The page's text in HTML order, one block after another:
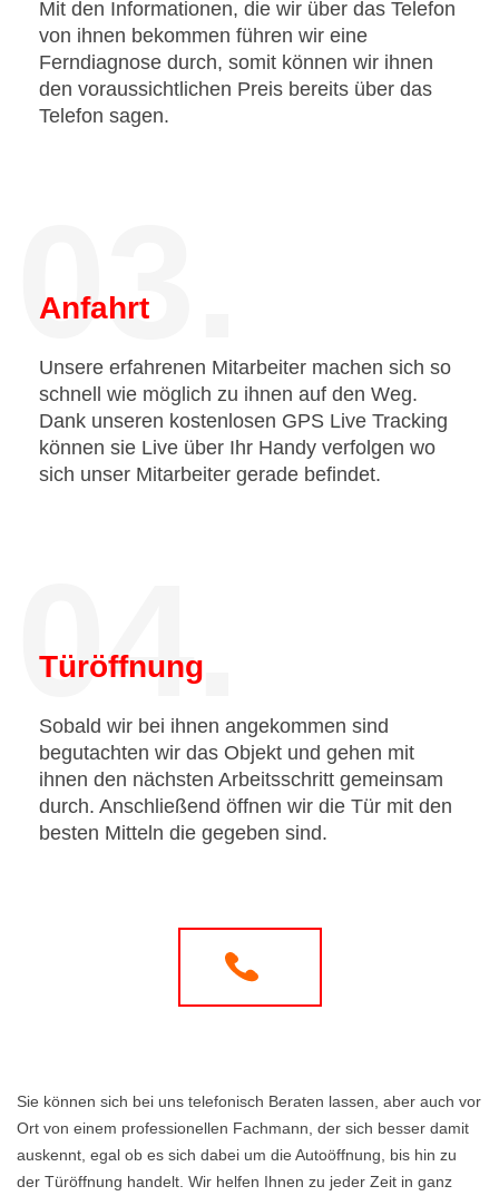
Mit den Informationen, die wir über das Telefon
von ihnen bekommen führen wir eine
Ferndiagnose durch, somit können wir ihnen
den voraussichtlichen Preis bereits über das
Telefon sagen.
03.
Anfahrt
Unsere erfahrenen Mitarbeiter machen sich so
schnell wie möglich zu ihnen auf den Weg.
Dank unseren kostenlosen GPS Live Tracking
können sie Live über Ihr Handy verfolgen wo
sich unser Mitarbeiter gerade befindet.
04.
Türöffnung
Sobald wir bei ihnen angekommen sind
begutachten wir das Objekt und gehen mit
ihnen den nächsten Arbeitsschritt gemeinsam
durch. Anschließend öffnen wir die Tür mit den
besten Mitteln die gegeben sind.
Sie können sich bei uns telefonisch Beraten lassen, aber auch vor
Ort von einem professionellen Fachmann, der sich besser damit
auskennt, egal ob es sich dabei um die Autoöffnung, bis hin zu
der Türöffnung handelt. Wir helfen Ihnen zu jeder Zeit in ganz